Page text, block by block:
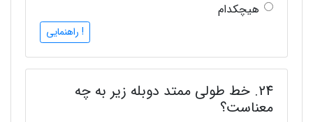
هیچکدام
! راهنمایی
24. خط طولی ممتد دوبله زیر به چه
معناست؟